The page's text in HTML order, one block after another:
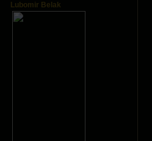
Lubomir Belak